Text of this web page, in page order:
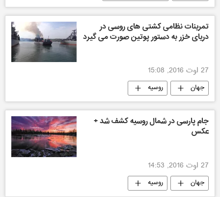
تمرینات نظامی کشتی های روسی در
دریای خزر به دستور پوتین صورت می گیرد
27 اوت 2016, 15:08
جهان روسیه
جام پارسی در شمال روسیه کشف شد +
عکس
27 اوت 2016, 14:53
جهان روسیه